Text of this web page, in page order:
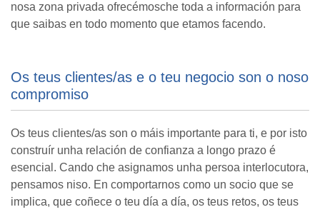
nosa zona privada ofrecémosche toda a información para
que saibas en todo momento que etamos facendo.
Os teus clientes/as e o teu negocio son o noso
compromiso
Os teus clientes/as son o máis importante para ti, e por isto
construír unha relación de confianza a longo prazo é
esencial. Cando che asignamos unha persoa interlocutora,
pensamos niso. En comportarnos como un socio que se
implica, que coñece o teu día a día, os teus retos, os teus